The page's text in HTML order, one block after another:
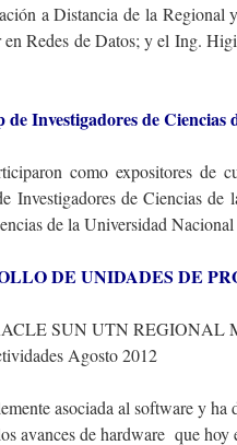
a Distancia de la
Redes de Datos; y el Ing.
Investigadores de Ciencias
como expositores de
de Ciencias de
de la Universidad
DE UNIDADES DE
SUN UTN REGIONAL
Agosto 2012
asociada al software y ha
avances de hardware que